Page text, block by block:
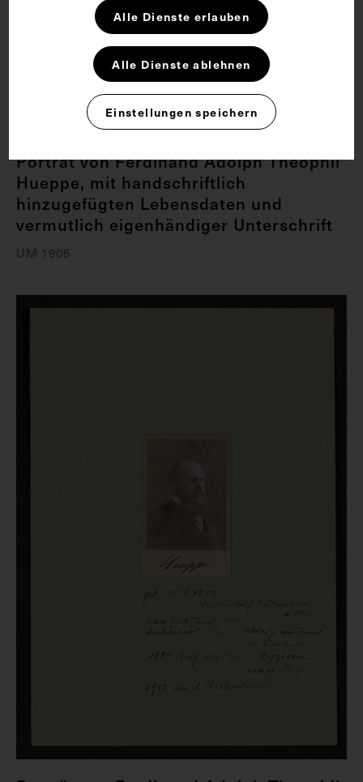
Porträt von Ferdinand Adolph Theophil
Hueppe, mit handschriftlich
hinzugefügten Lebensdaten und
vermutlich eigenhändiger Unterschrift
UM 1905
Alle Dienste erlauben
Alle Dienste ablehnen
Einstellungen speichern